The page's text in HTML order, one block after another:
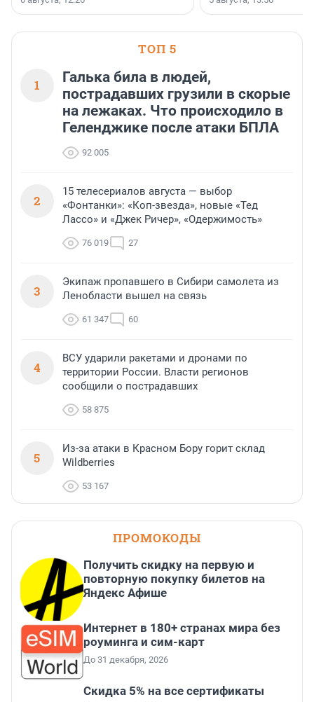
ТОП 5
1
Галька била в людей,
пострадавших грузили в скорые
на лежаках. Что происходило в
Геленджике после атаки БПЛА
92 005
2
15 телесериалов августа — выбор
«Фонтанки»: «Коп-звезда», новые «Тед
Лассо» и «Джек Ричер», «Одержимость»
76 019 27
3
Экипаж пропавшего в Сибири самолета из
Ленобласти вышел на связь
61 347 60
4
ВСУ ударили ракетами и дронами по
территории России. Власти регионов
сообщили о пострадавших
58 875
5
Из-за атаки в Красном Бору горит склад
Wildberries
53 167
ПРОМОКОДЫ
Получить скидку на первую и
повторную покупку билетов на
Яндекс Афише
Интернет в 180+ странах мира без
роуминга и сим-карт
До 31 декабря, 2026
Скидка 5% на все сертификаты